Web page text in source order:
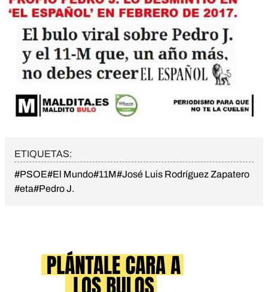
ETIQUETAS:
#PSOE#El Mundo#11M#José Luis Rodríguez Zapatero
#eta#Pedro J.